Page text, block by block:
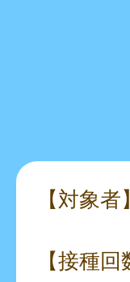
【対象
【接種